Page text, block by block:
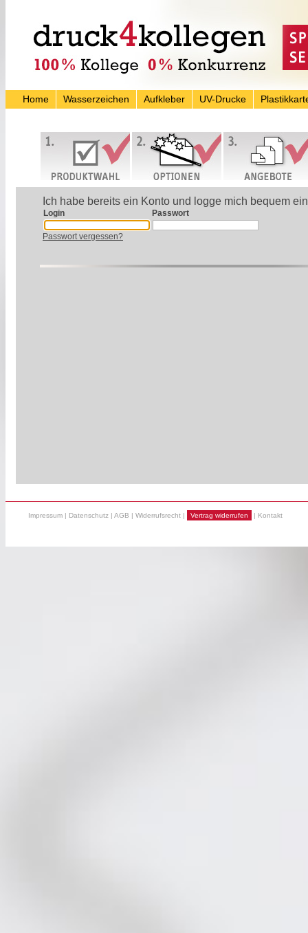
Home Wasserzeichen Aufkleber UV-Drucke
Ich habe bereits ein Konto und logge mich bequem
Login Passwort
Passwort vergessen?
Impressum | Datenschutz | AGB | Widerrufsrecht | Vertrag widerrufen | Kontakt